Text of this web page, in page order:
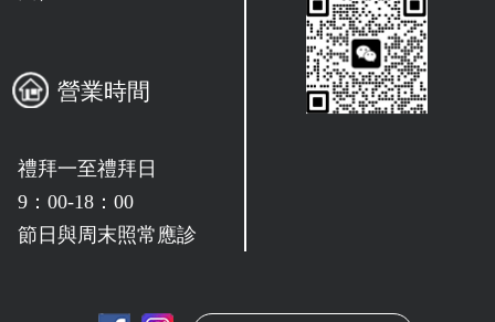
營業時間
禮拜一至禮拜日
9：00-18：00
節日與周末照常應診